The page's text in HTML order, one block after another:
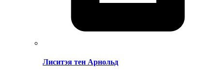
Лиситэя тен Арнольд